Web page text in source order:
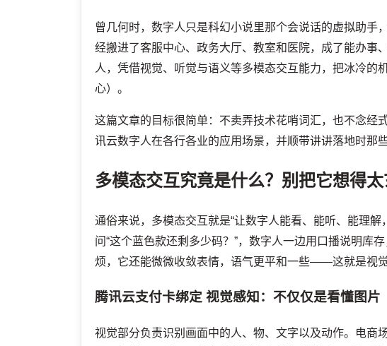
曾几何时，数字人只是科幻小说里那个会说话的虚拟助手
经搬进了客服中心、政务大厅、教室和医院，成了能办事
人，凭借视觉、听觉与语义等多模态交互能力，把冰冷的
心）。
这篇文章的目标很简单：不卖弄技术花哨词汇，也不念经
讯云数字人在各行各业的应用场景，并顺带讲讲落地时那
多模态交互究竟是什么？别把它想得
通俗来说，多模态交互就是“让数字人能看、能听、能理
问“这个蓝色款还剩多少码？”，数字人一边用口播说明库
烦，它还能微微收敛表情，语气更平和一些——这就是视
腾讯云支付卡绑定 视觉感知：不仅仅是看懂图片
视觉部分负责识别画面中的人、物、文字以及动作。电商